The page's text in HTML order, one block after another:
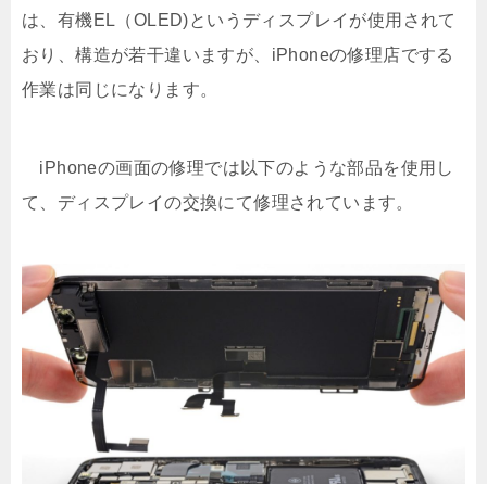
は、有機EL（OLED)というディスプレイが使用されて
おり、構造が若干違いますが、iPhoneの修理店でする
作業は同じになります。
iPhoneの画面の修理では以下のような部品を使用し
て、ディスプレイの交換にて修理されています。